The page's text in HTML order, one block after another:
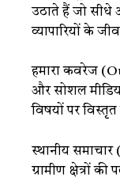
उठाते हैं जो सीधे
व्यापारियों के
हमारा कवरेज
और सोशल
विषयों पर
स्थानीय
ग्रामीण क्षेत्रों